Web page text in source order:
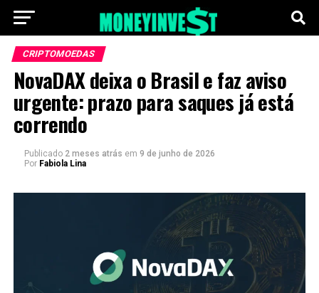
CRIPTOMOEDAS
NovaDAX deixa o Brasil e faz aviso
urgente: prazo para saques já está
correndo
Publicado 2 meses atrás em 9 de junho de 2026
Por Fabiola Lina